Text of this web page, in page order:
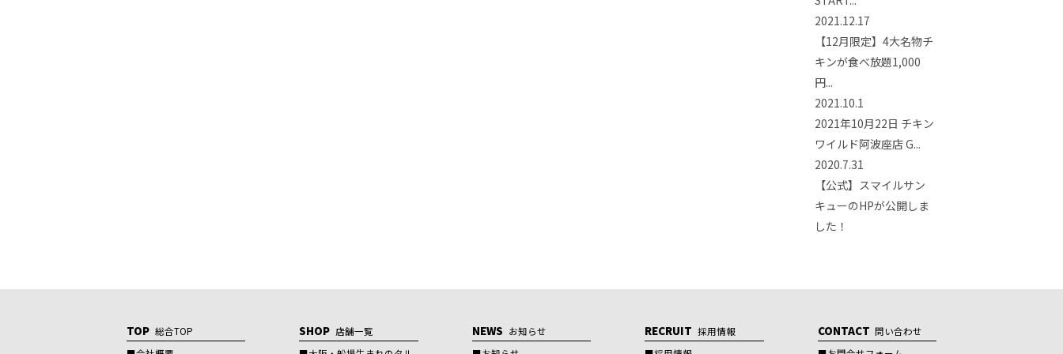
2021.12.17
【12月限定】4大名物チ
キンが食べ放題1,000
円...
2021.10.1
2021年10月22日 チキン
ワイルド阿波座店 G...
2020.7.31
【公式】スマイルサン
キューのHPが公開しま
した！
TOP 総合TOP
SHOP 店舗一覧
NEWS お知らせ
RECRUIT 採用情報
CONTACT 問い合わせ